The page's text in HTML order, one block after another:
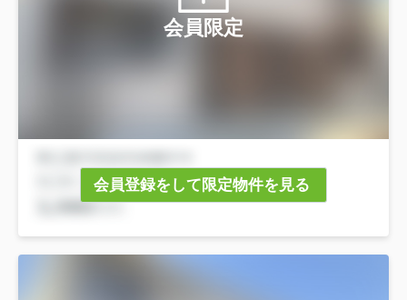
会員限定
会員登録をして限定物件を見る